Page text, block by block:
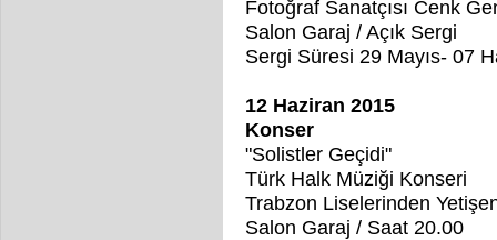
Fotoğraf Sanatçısı Cenk
Salon Garaj / Açık Sergi
Sergi Süresi 29 Mayıs- 07
12 Haziran 2015
Konser
"Solistler Geçidi"
Türk Halk Müziği Konseri
Trabzon Liselerinden
Salon Garaj / Saat 20.00